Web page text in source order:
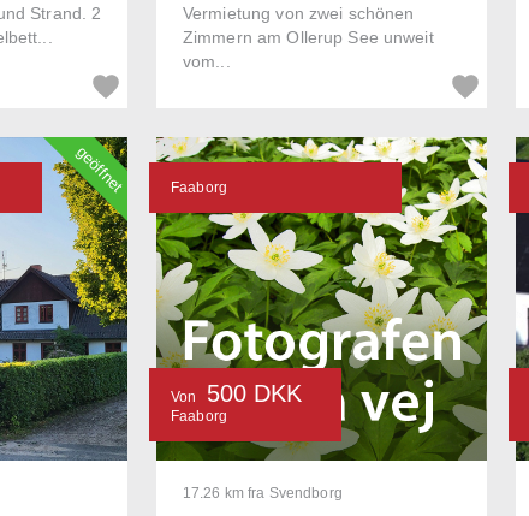
Strand. 2
Vermietung von zwei schönen
Zimmern am Ollerup See unweit
vom...
geöffnet
17.26 km fra Svendborg
Faaborg
Von 500 DKK
Faaborg